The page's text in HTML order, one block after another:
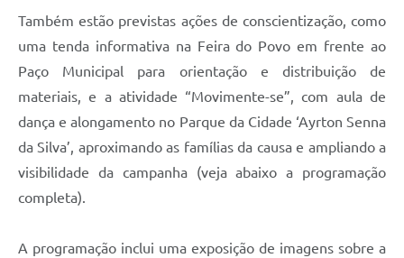
Também estão previstas ações de conscientização, como
uma tenda informativa na Feira do Povo em frente ao
Paço Municipal para orientação e distribuição de
materiais, e a atividade “Movimente-se”, com aula de
dança e alongamento no Parque da Cidade ‘Ayrton Senna
da Silva’, aproximando as famílias da causa e ampliando a
visibilidade da campanha (veja abaixo a programação
completa).
A programação inclui uma exposição de imagens sobre a